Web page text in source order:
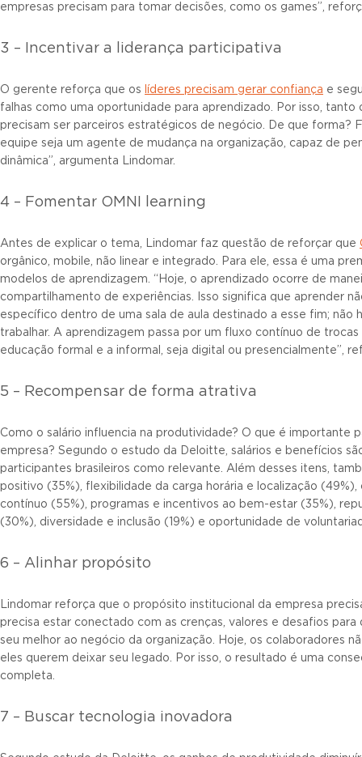
empresas precisam para tomar decisões, como os games”,
3 – Incentivar a liderança participativa
O gerente reforça que os líderes precisam gerar confiança e
falhas como uma oportunidade para aprendizado. Por isso,
precisam ser parceiros estratégicos de negócio. De que forma?
equipe seja um agente de mudança na organização, capaz de
dinâmica”, argumenta Lindomar.
4 – Fomentar OMNI learning
Antes de explicar o tema, Lindomar faz questão de reforçar que
orgânico, mobile, não linear e integrado. Para ele, essa é uma
modelos de aprendizagem. “Hoje, o aprendizado ocorre de
compartilhamento de experiências. Isso significa que aprender
específico dentro de uma sala de aula destinado a esse fim; não
trabalhar. A aprendizagem passa por um fluxo contínuo de
educação formal e a informal, seja digital ou presencialmente”,
5 – Recompensar de forma atrativa
Como o salário influencia na produtividade? O que é importante
empresa? Segundo o estudo da Deloitte, salários e benefícios
participantes brasileiros como relevante. Além desses itens,
positivo (35%), flexibilidade da carga horária e localização
contínuo (55%), programas e incentivos ao bem-estar (35%),
(30%), diversidade e inclusão (19%) e oportunidade de
6 – Alinhar propósito
Lindomar reforça que o propósito institucional da empresa
precisa estar conectado com as crenças, valores e desafios
seu melhor ao negócio da organização. Hoje, os colaboradores
eles querem deixar seu legado. Por isso, o resultado é uma
completa.
7 – Buscar tecnologia inovadora